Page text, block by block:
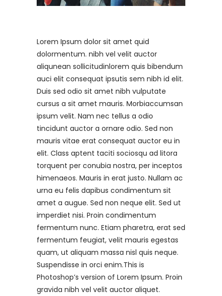
Lorem Ipsum dolor sit amet quid
dolormentum. nibh vel velit auctor
aliqunean sollicitudinlorem quis bibendum
auci elit consequat ipsutis sem nibh id elit.
Duis sed odio sit amet nibh vulputate
cursus a sit amet mauris. Morbiaccumsan
ipsum velit. Nam nec tellus a odio
tincidunt auctor a ornare odio. Sed non
mauris vitae erat consequat auctor eu in
elit. Class aptent taciti sociosqu ad litora
torquent per conubia nostra, per inceptos
himenaeos. Mauris in erat justo. Nullam ac
urna eu felis dapibus condimentum sit
amet a augue. Sed non neque elit. Sed ut
imperdiet nisi. Proin condimentum
fermentum nunc. Etiam pharetra, erat sed
fermentum feugiat, velit mauris egestas
quam, ut aliquam massa nisl quis neque.
Suspendisse in orci enim.This is
Photoshop’s version of Lorem Ipsum. Proin
gravida nibh vel velit auctor aliquet.